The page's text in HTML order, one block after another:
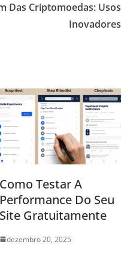
Das Criptomoedas: Usos
Inovadores
Como Testar A
Performance Do Seu
Site Gratuitamente
dezembro 20, 2025